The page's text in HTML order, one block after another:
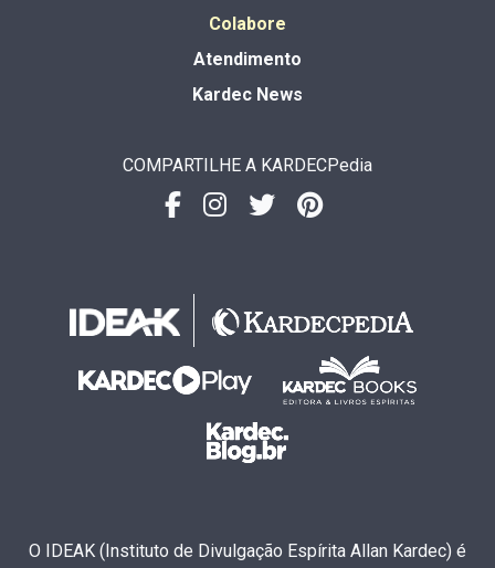
Colabore
Atendimento
Kardec News
COMPARTILHE A KARDECPedia
O IDEAK (Instituto de Divulgação Espírita Allan Kardec) é